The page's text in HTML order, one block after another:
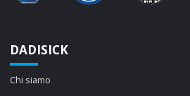
DADISICK
Chi siamo